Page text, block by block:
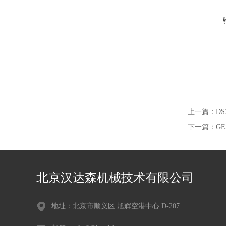
上一篇：
下一篇：
北京汉达森机械技术有限公司
地址：北京市顺义区 旭辉空港中心 D-207